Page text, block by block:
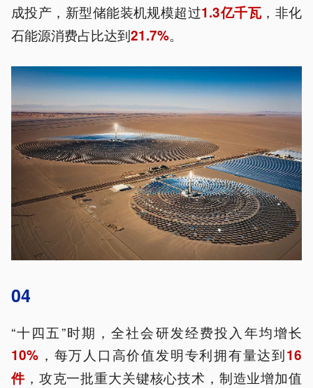
成投产，新型储能装机规模超过1.3亿千瓦，非化
石能源消费占比达到21.7%。
04
“十四五”时期，全社会研发经费投入年均增长
10% ，每万人口高价值发明专利拥有量达到16
件，攻克一批重大关键核心技术，制造业增加值